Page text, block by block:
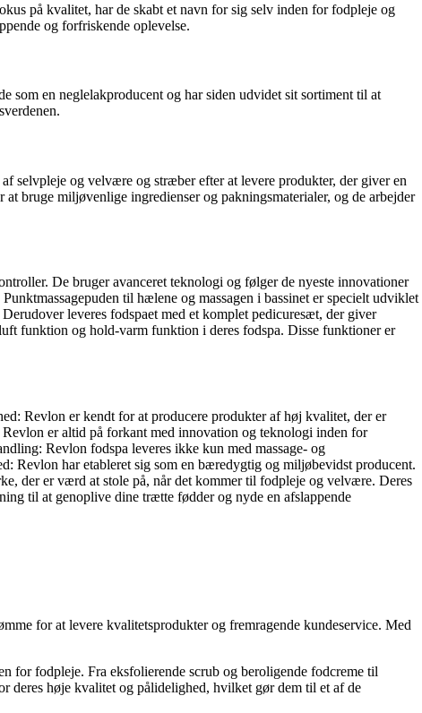
på kvalitet, har de skabt et navn for sig selv inden for fodpleje og
og forfriskende oplevelse.
som en neglelakproducent og har siden udvidet sit sortiment til at
selvpleje og velvære og stræber efter at levere produkter, der giver en
bruge miljøvenlige ingredienser og pakningsmaterialer, og de arbejder
De bruger avanceret teknologi og følger de nyeste innovationer
til hælene og massagen i bassinet er specielt udviklet
leveres fodspaet med et komplet pedicuresæt, der giver
funktion og hold-varm funktion i deres fodspa. Disse funktioner er
Revlon er kendt for at producere produkter af høj kvalitet, der er
er altid på forkant med innovation og teknologi inden for
Revlon fodspa leveres ikke kun med massage- og
Revlon har etableret sig som en bæredygtig og miljøbevidst producent.
der er værd at stole på, når det kommer til fodpleje og velvære. Deres
til at genoplive dine trætte fødder og nyde en afslappende
for at levere kvalitetsprodukter og fremragende kundeservice. Med
for fodpleje. Fra eksfolierende scrub og beroligende fodcreme til
deres høje kvalitet og pålidelighed, hvilket gør dem til et af de